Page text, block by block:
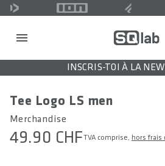
INSCRIS-TOI À LA
Tee Logo LS men
Merchandise
49.90 CHFTVA comprise, hors frais